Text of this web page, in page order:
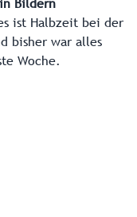
Bildern
ist Halbzeit bei der
bisher war alles
Woche.